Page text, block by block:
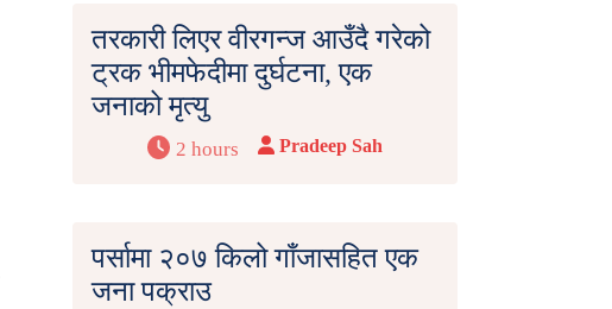
तरकारी लिएर वीरगन्ज आउँदै गरेको
ट्रक भीमफेदीमा दुर्घटना, एक
जनाको मृत्यु
2 hours Pradeep Sah
पर्सामा २०७ किलो गाँजासहित एक
जना पक्राउ